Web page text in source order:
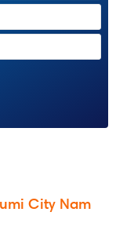
City Nam